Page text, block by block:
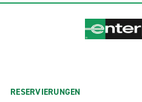
RESERVIERUNGEN